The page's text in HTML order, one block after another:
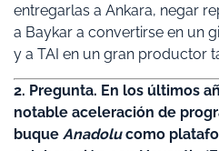
entregarlas a Ankara, negar
a Baykar a convertirse en un
y a TAI en un gran productor
2. Pregunta. En los últimos
notable aceleración de
buque Anadolucomo